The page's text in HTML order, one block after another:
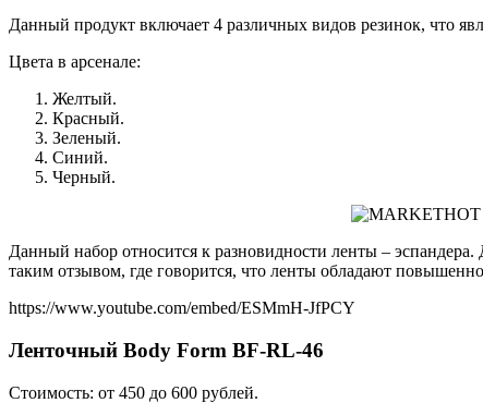
Данный продукт включает 4 различных видов резинок, что
Цвета в арсенале:
Желтый.
Красный.
Зеленый.
Синий.
Черный.
Данный набор относится к разновидности ленты –
таким отзывом, где говорится, что ленты обладают
https://www.youtube.com/embed/ESMmH-JfPCY
Ленточный Body Form BF-RL-46
Стоимость: от 450 до 600 рублей.